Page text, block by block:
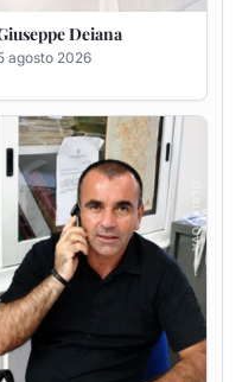
Taras
4 agosto 2026